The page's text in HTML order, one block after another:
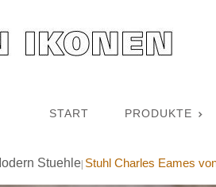
START PRODUKTE
Stuehle Stuhl Charles Eames